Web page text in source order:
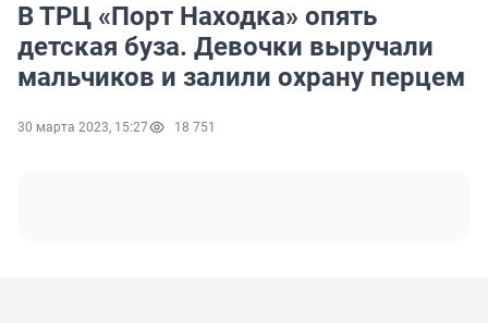
В ТРЦ «Порт Находка» опять
детская буза. Девочки выручали
мальчиков и залили охрану перцем
30 марта 2023, 15:27 18 751